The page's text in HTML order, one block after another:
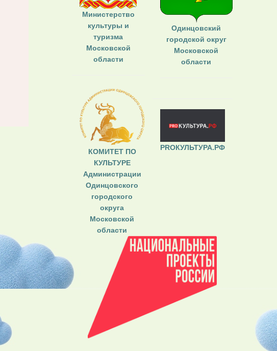
Министерство
культуры и
туризма
Московской
области
Одинцовский
городской округ
Московской
области
КОМИТЕТ ПО
КУЛЬТУРЕ
Администрации
Одинцовского
городского
округа
Московской
области
PROКУЛЬТУРА.РФ